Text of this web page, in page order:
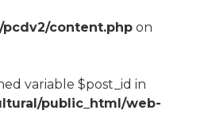
content.phpon
variable $post_id in
public_html/web-